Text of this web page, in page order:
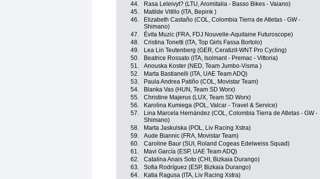
44.
Rasa Leleivyt? (LTU, Aromitalia - Basso Bikes - Vaiano)
45.
Matilde Vitillo (ITA, Bepink )
46.
Elizabeth Castaño (COL, Colombia Tierra de Atletas - GW -
Shimano)
47. Évita Muzic (FRA, FDJ Nouvelle-Aquitaine Futuroscope)
48.
Cristina Tonetti (ITA, Top Girls Fassa Bortolo)
49.
Lea Lin Teutenberg (GER, Ceratizit-WNT Pro Cycling)
50.
Beatrice Rossato (ITA, Isolmant - Premac - Vittoria)
51.
Anouska Koster (NED, Team Jumbo-Visma )
52.
Marta Bastianelli (ITA, UAE Team ADQ)
53.
Paula Andrea Patiño (COL, Movistar Team)
54.
Blanka Vas (HUN, Team SD Worx)
55.
Christine Majerus (LUX, Team SD Worx)
56.
Karolina Kumiega (POL, Valcar - Travel & Service)
57.
Lina Marcela Hernández (COL, Colombia Tierra de Atletas - GW -
Shimano)
58. Marta Jaskulska (POL, Liv Racing Xstra)
59.
Aude Biannic (FRA, Movistar Team)
60.
Caroline Baur (SUI, Roland Cogeas Edelweiss Squad)
61.
Mavi García (ESP, UAE Team ADQ)
62.
Catalina Anais Soto (CHI, Bizkaia Durango)
63.
Sofia Rodríguez (ESP, Bizkaia Durango)
64.
Katia Ragusa (ITA, Liv Racing Xstra)